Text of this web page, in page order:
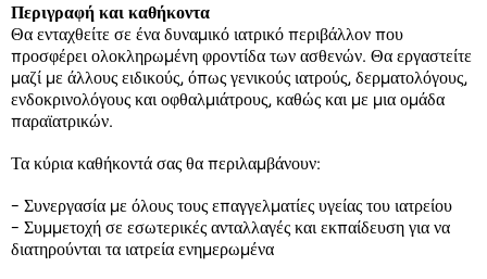
Περιγραφή και καθήκοντα
Θα ενταχθείτε σε ένα δυναμικό ιατρικό περιβάλλον που
προσφέρει ολοκληρωμένη φροντίδα των ασθενών. Θα εργαστείτε
μαζί με άλλους ειδικούς, όπως γενικούς ιατρούς, δερματολόγους,
ενδοκρινολόγους και οφθαλμιάτρους, καθώς και με μια ομάδα
παραϊατρικών.
Τα κύρια καθήκοντά σας θα περιλαμβάνουν:
- Συνεργασία με όλους τους επαγγελματίες υγείας του ιατρείου
- Συμμετοχή σε εσωτερικές ανταλλαγές και εκπαίδευση για να
διατηρούνται τα ιατρεία ενημερωμένα